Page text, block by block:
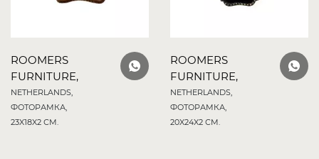
ROOMERS
FURNITURE,
NETHERLANDS,
ФОТОРАМКА,
23X18X2 СМ.
ROOMERS
FURNITURE,
NETHERLANDS,
ФОТОРАМКА,
20X24X2 СМ.